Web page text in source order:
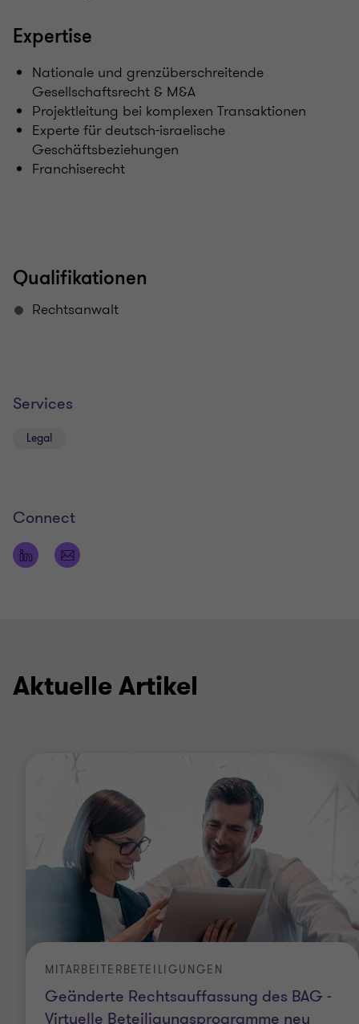
Expertise
Nationale und grenzüberschreitende
Gesellschaftsrecht & M&A
Projektleitung bei komplexen Transaktionen
Experte für deutsch-israelische
Geschäftsbeziehungen
Franchiserecht
Qualifikationen
Rechtsanwalt
Services
Legal
Connect
Aktuelle Artikel
Geänderte Rechtsauffassung des BAG -
Virtuelle Beteiligungsprogramme neu
MITARBEITERBETEILIGUNGEN